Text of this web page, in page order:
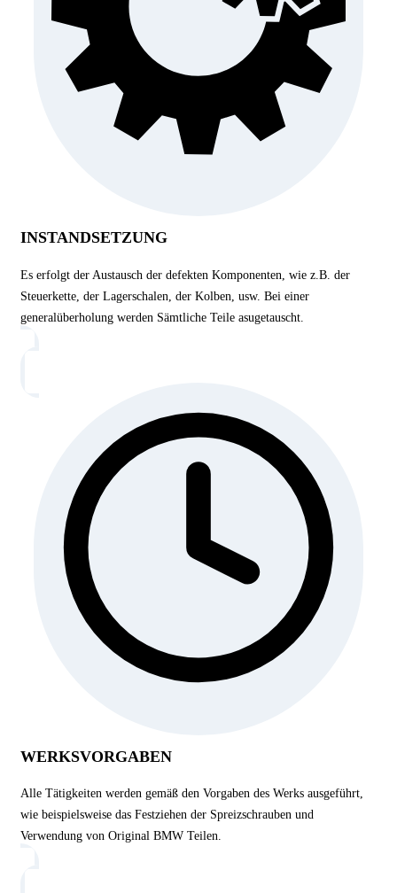
INSTANDSETZUNG
Es erfolgt der Austausch der defekten Komponenten, wie z.B. der
Steuerkette, der Lagerschalen, der Kolben, usw. Bei einer
generalüberholung werden Sämtliche Teile asugetauscht.
WERKSVORGABEN
Alle Tätigkeiten werden gemäß den Vorgaben des Werks ausgeführt,
wie beispielsweise das Festziehen der Spreizschrauben und
Verwendung von Original BMW Teilen.